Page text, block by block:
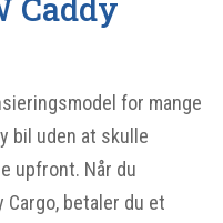
Caddy
for mange
bil uden at skulle
upfront. Når du
Cargo, betaler du et